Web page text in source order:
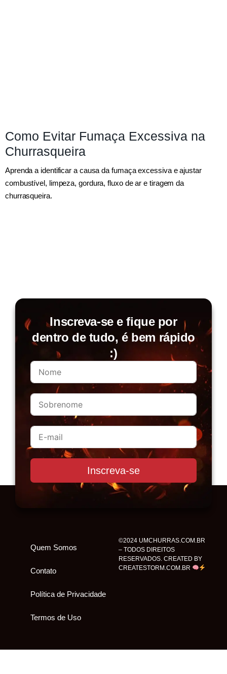
Como Evitar Fumaça Excessiva na
Churrasqueira
Aprenda a identificar a causa da fumaça excessiva e ajustar
combustível, limpeza, gordura, fluxo de ar e tiragem da
churrasqueira.
Inscreva-se e fique por
dentro de tudo, é bem rápido
:)
Inscreva-se
Quem Somos
Contato
Política de Privacidade
Termos de Uso
©2024 UMCHURRAS.COM.BR
– TODOS DIREITOS
RESERVADOS. CREATED BY
CREATESTORM.COM.BR